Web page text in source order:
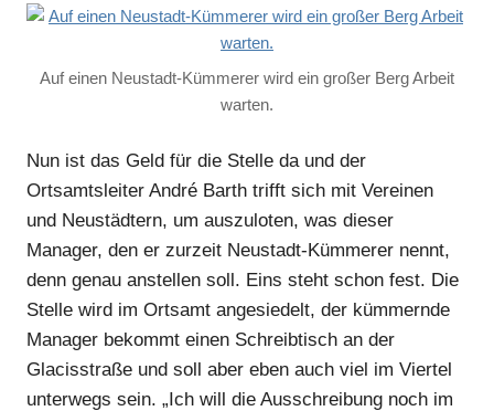
Auf einen Neustadt-Kümmerer wird ein großer Berg Arbeit
warten.
Nun ist das Geld für die Stelle da und der
Ortsamtsleiter André Barth trifft sich mit Vereinen
und Neustädtern, um auszuloten, was dieser
Manager, den er zurzeit Neustadt-Kümmerer nennt,
denn genau anstellen soll. Eins steht schon fest. Die
Stelle wird im Ortsamt angesiedelt, der kümmernde
Manager bekommt einen Schreibtisch an der
Glacisstraße und soll aber eben auch viel im Viertel
unterwegs sein. „Ich will die Ausschreibung noch im